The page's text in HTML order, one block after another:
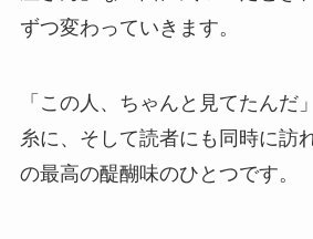
ずつ変わっていきます。
「この人、ちゃんと見てたんだ
糸に、そして読者にも同時に訪
の最高の醍醐味のひとつです。